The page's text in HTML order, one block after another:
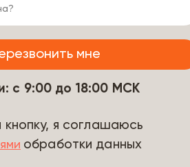
с 9:00 до 18:00 МСК
кнопку, я соглашаюсь
обработки данных